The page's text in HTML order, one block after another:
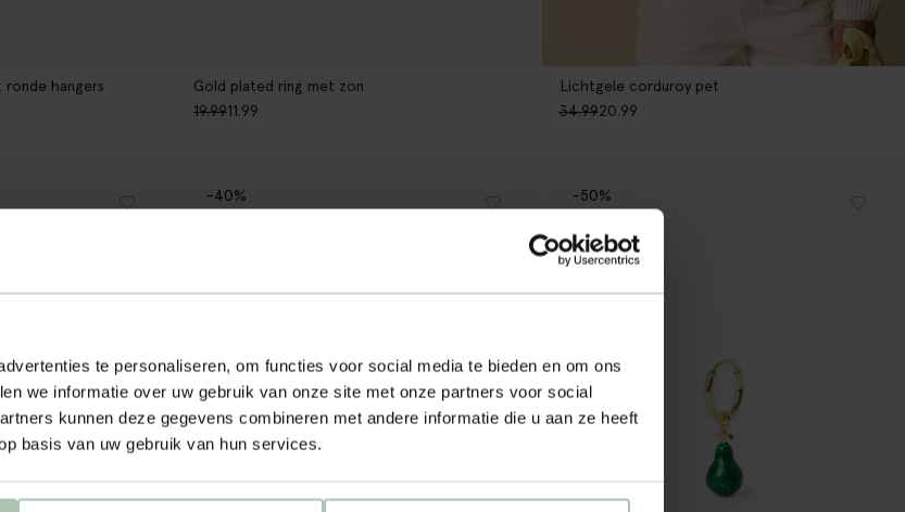
te personaliseren, om functies voor social media te bieden en om ons
we informatie over uw gebruik van onze site met onze partners voor social
kunnen deze gegevens combineren met andere informatie die u aan ze heeft
basis van uw gebruik van hun services.
ronde hangers
Gold plated ring met zon
19.9911.99
Lichtgele corduroy pet
34.9920.99
-40% -50%